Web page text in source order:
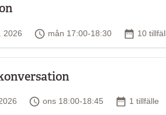
2026 Tid
mån 17:00-18:30 Antal
10
Tid
ons 18:00-18:45 Antal
1 tillfälle